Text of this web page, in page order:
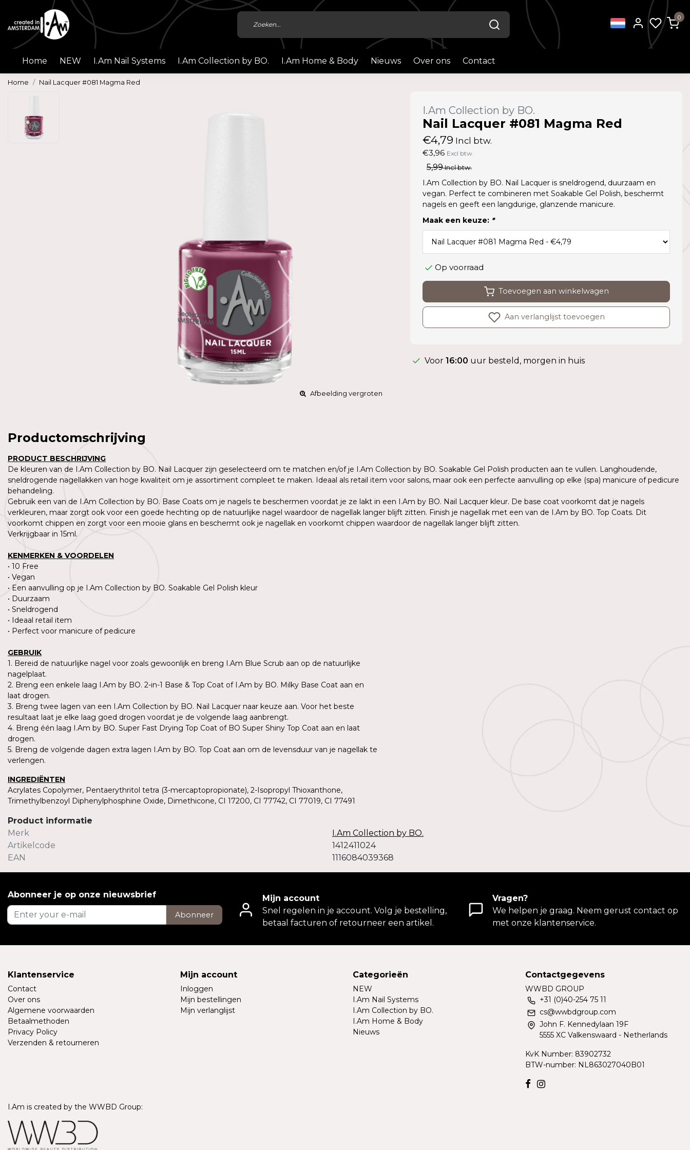
0
Home NEW I.Am Nail Systems I.Am Collection by BO. I.Am Home & Body Nieuws Over ons Contact
Home Nail Lacquer #081 Magma Red
Afbeelding vergroten
I.Am Collection by BO.
Nail Lacquer #081 Magma Red
€4,79 Incl btw.
€3,96 Excl btw.
5,99Incl btw.
I.Am Collection by BO. Nail Lacquer is sneldrogend, duurzaam en
vegan. Perfect te combineren met Soakable Gel Polish, beschermt
nagels en geeft een langdurige, glanzende manicure.
Maak een keuze: *
Op voorraad
Toevoegen aan winkelwagen
Aan verlanglijst toevoegen
Voor 16:00 uur besteld, morgen in huis
Productomschrijving
PRODUCT BESCHRIJVING
De kleuren van de I.Am Collection by BO. Nail Lacquer zijn geselecteerd om te matchen en/of je I.Am Collection by BO. Soakable Gel Polish producten aan te vullen. Langhoudende,
sneldrogende nagellakken van hoge kwaliteit om je assortiment compleet te maken. Ideaal als retail item voor salons, maar ook een perfecte aanvulling op elke (spa) manicure of pedicure
behandeling.
Gebruik een van de I.Am Collection by BO. Base Coats om je nagels te beschermen voordat je ze lakt in een I.Am by BO. Nail Lacquer kleur. De base coat voorkomt dat je nagels
verkleuren, maar zorgt ook voor een goede hechting op de natuurlijke nagel waardoor de nagellak langer blijft zitten. Finish je nagellak met een van de I.Am by BO. Top Coats. Dit
voorkomt chippen en zorgt voor een mooie glans en beschermt ook je nagellak en voorkomt chippen waardoor de nagellak langer blijft zitten.
Verkrijgbaar in 15ml.
KENMERKEN & VOORDELEN
• 10 Free
• Vegan
• Een aanvulling op je I.Am Collection by BO. Soakable Gel Polish kleur
• Duurzaam
• Sneldrogend
• Ideaal retail item
• Perfect voor manicure of pedicure
GEBRUIK
1. Bereid de natuurlijke nagel voor zoals gewoonlijk en breng I.Am Blue Scrub aan op de natuurlijke
nagelplaat.
2. Breng een enkele laag I.Am by BO. 2-in-1 Base & Top Coat of I.Am by BO. Milky Base Coat aan en
laat drogen.
3. Breng twee lagen van een I.Am Collection by BO. Nail Lacquer naar keuze aan. Voor het beste
resultaat laat je elke laag goed drogen voordat je de volgende laag aanbrengt.
4. Breng één laag I.Am by BO. Super Fast Drying Top Coat of BO Super Shiny Top Coat aan en laat
drogen.
5. Breng de volgende dagen extra lagen I.Am by BO. Top Coat aan om de levensduur van je nagellak te
verlengen.
INGREDIËNTEN
Acrylates Copolymer, Pentaerythritol tetra (3-mercaptopropionate), 2-Isopropyl Thioxanthone,
Trimethylbenzoyl Diphenylphosphine Oxide, Dimethicone, CI 17200, CI 77742, CI 77019, CI 77491
Product informatie
Merk
I.Am Collection by BO.
Artikelcode
1412411024
EAN
1116084039368
Abonneer je op onze nieuwsbrief
Abonneer
Mijn account
Snel regelen in je account. Volg je bestelling,
betaal facturen of retourneer een artikel.
Vragen?
We helpen je graag. Neem gerust contact op
met onze klantenservice.
Klantenservice
Contact
Over ons
Algemene voorwaarden
Betaalmethoden
Privacy Policy
Verzenden & retourneren
Mijn account
Inloggen
Mijn bestellingen
Mijn verlanglijst
Categorieën
NEW
I.Am Nail Systems
I.Am Collection by BO.
I.Am Home & Body
Nieuws
Contactgegevens
WWBD GROUP
+31 (0)40-254 75 11
cs@wwbdgroup.com
John F. Kennedylaan 19F
5555 XC Valkenswaard - Netherlands
KvK Number: 83902732
BTW-number: NL863027040B01
I.Am is created by the WWBD Group: